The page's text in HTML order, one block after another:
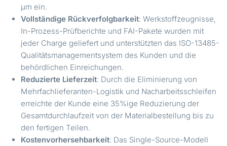
µm ein.
Vollständige Rückverfolgbarkeit: Werkstoffzeugnisse,
In-Prozess-Prüfberichte und FAI-Pakete wurden mit
jeder Charge geliefert und unterstützten das ISO-13485-
Qualitätsmanagementsystem des Kunden und die
behördlichen Einreichungen.
Reduzierte Lieferzeit: Durch die Eliminierung von
Mehrfachlieferanten-Logistik und Nacharbeitsschleifen
erreichte der Kunde eine 35%ige Reduzierung der
Gesamtdurchlaufzeit von der Materialbestellung bis zu
den fertigen Teilen.
Kostenvorhersehbarkeit: Das Single-Source-Modell